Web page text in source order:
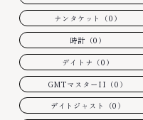
ナンタケット（0）
時計（0）
デイトナ（0）
GMTマスターII（0）
デイトジャスト（0）